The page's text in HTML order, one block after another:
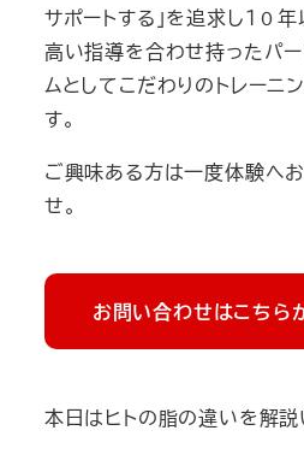
サポートする」を追求し１０
高い指導を合わせ持ったパー
ムとしてこだわりのトレーニ
す。
ご興味ある方は一度体験へ
せ。
お問い合わせはこちら
本日はヒトの脂の違いを解説